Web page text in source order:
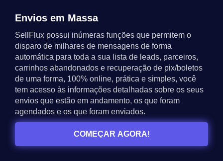
Envios em Massa
SellFlux possui inúmeras funções que permitem o
disparo de milhares de mensagens de forma
automática para toda a sua lista de leads, parceiros,
carrinhos abandonados e recuperação de pix/boletos
de uma forma, 100% online, prática e simples, você
tem acesso às informações detalhadas sobre os seus
envios que estão em andamento, os que foram
agendados e os que foram enviados.
COMEÇAR AGORA!